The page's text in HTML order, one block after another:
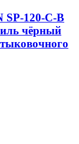
SP-120-C-B
чёрный